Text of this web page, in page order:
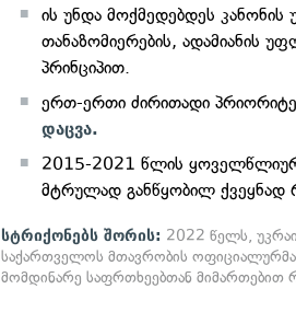
ის უნდა მოქმედებდეს
თანაზომიერების, ადამიანის
პრინციპით.
ერთ-ერთი ძირითადი
დაცვა.
2015-2021 წლის ყოველწლიურ
მტრულად განწყობილ ქვეყნად
სტრიქონებს შორის: 2022 წელს,
საქართველოს მთავრობის ოფიციალურმა
მომდინარე საფრთხეებთან